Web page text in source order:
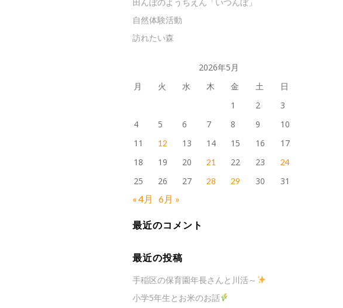
自然体験活動
訪れたい森
2026年5月
月
火 水 木 金 土
日
1
2
3
4
5 6 7 8 9
10
11
12 13 14 15 16
17
18
19 20 21 22 23 24
25 26 27 28 29 30
31
« 4月
6月 »
最近のコメント
最近の投稿
手稲区の保育園年長さんと川活～
小学5年生とお米のお話